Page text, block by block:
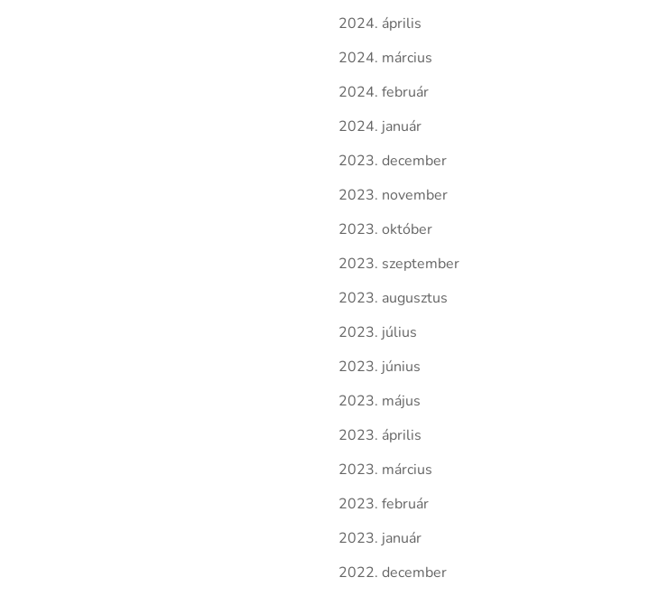
2024. április
2024. március
2024. február
2024. január
2023. december
2023. november
2023. október
2023. szeptember
2023. augusztus
2023. július
2023. június
2023. május
2023. április
2023. március
2023. február
2023. január
2022. december